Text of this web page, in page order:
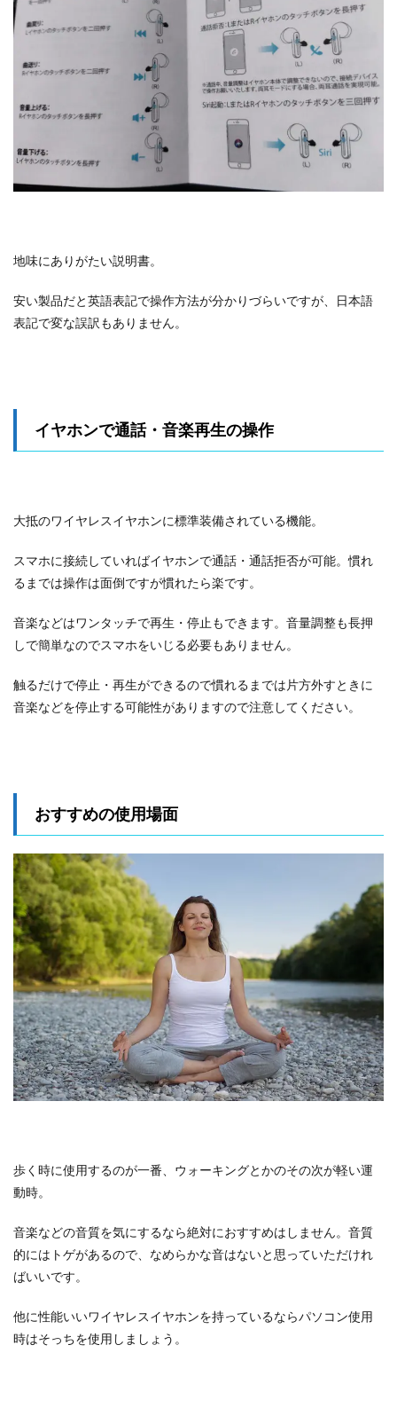
地味にありがたい説明書。
安い製品だと英語表記で操作方法が分かりづらいですが、日本語
表記で変な誤訳もありません。
イヤホンで通話・音楽再生の操作
大抵のワイヤレスイヤホンに標準装備されている機能。
スマホに接続していればイヤホンで通話・通話拒否が可能。慣れ
るまでは操作は面倒ですが慣れたら楽です。
音楽などはワンタッチで再生・停止もできます。音量調整も長押
しで簡単なのでスマホをいじる必要もありません。
触るだけで停止・再生ができるので慣れるまでは片方外すときに
音楽などを停止する可能性がありますので注意してください。
おすすめの使用場面
歩く時に使用するのが一番、ウォーキングとかのその次が軽い運
動時。
音楽などの音質を気にするなら絶対におすすめはしません。音質
的にはトゲがあるので、なめらかな音はないと思っていただけれ
ばいいです。
他に性能いいワイヤレスイヤホンを持っているならパソコン使用
時はそっちを使用しましょう。